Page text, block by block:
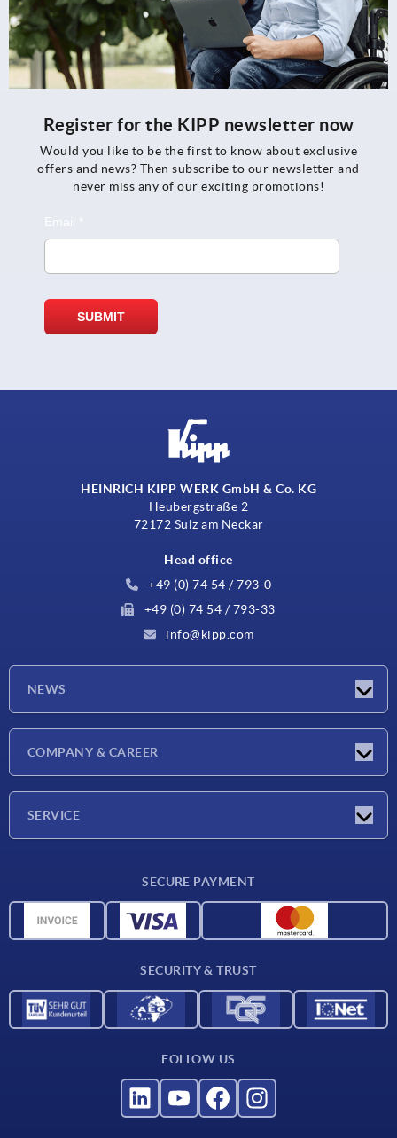
Register for the KIPP newsletter now
Would you like to be the first to know about exclusive
offers and news? Then subscribe to our newsletter and
never miss any of our exciting promotions!
HEINRICH KIPP WERK GmbH & Co. KG
Heubergstraße 2
72172 Sulz am Neckar
Head office
+49 (0) 74 54 / 793-0
+49 (0) 74 54 / 793-33
info@kipp.com
NEWS
Press Reports
COMPANY & CAREER
SERVICE
Material overview
SECURE PAYMENT
SECURITY & TRUST
FOLLOW US